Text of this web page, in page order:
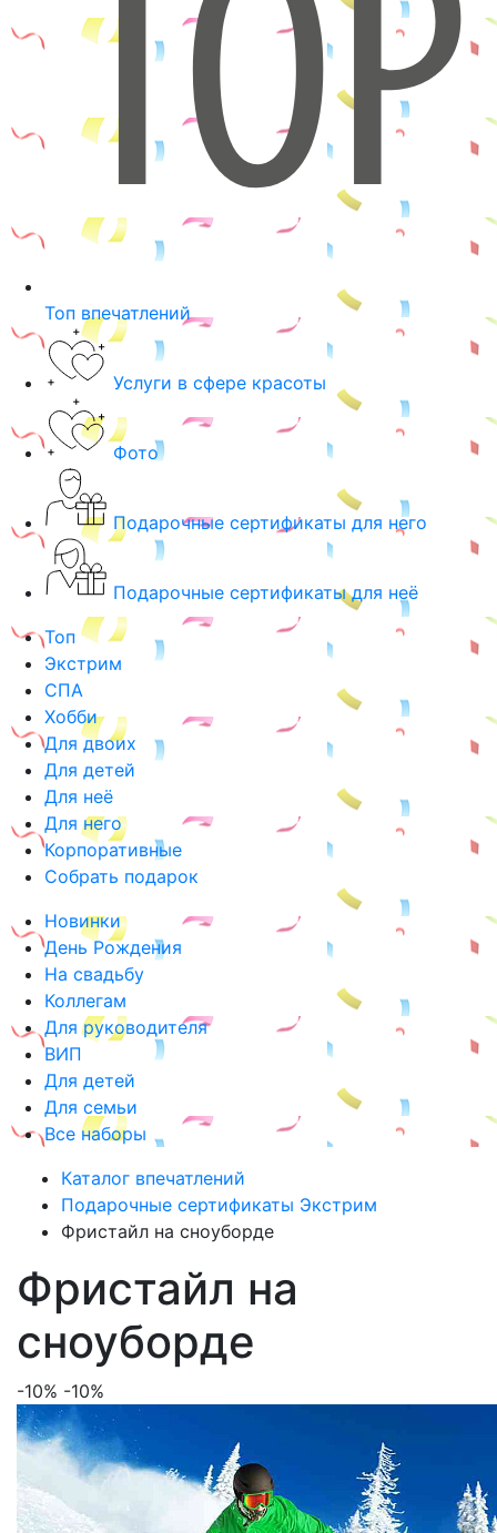
Топ впечатлений
Услуги в сфере красоты
Фото
Подарочные сертификаты для него
Подарочные сертификаты для неё
Топ
Экстрим
СПА
Хобби
Для двоих
Для детей
Для неё
Для него
Корпоративные
Собрать подарок
Новинки
День Рождения
На свадьбу
Коллегам
Для руководителя
ВИП
Для детей
Для семьи
Все наборы
Каталог впечатлений
Подарочные сертификаты Экстрим
Фристайл на сноуборде
Фристайл на
сноуборде
-10% -10%